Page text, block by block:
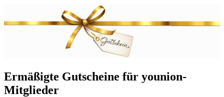
Ermäßigte Gutscheine für younion-
Mitglieder